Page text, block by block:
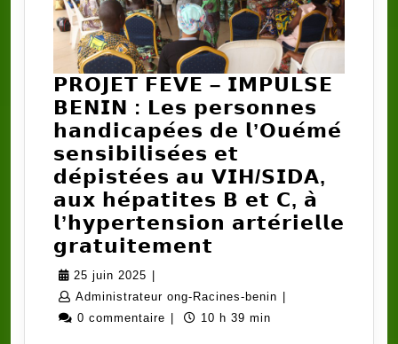
𝗣𝗥𝗢𝗝𝗘𝗧 𝗙𝗘𝗩𝗘 – 𝗜𝗠𝗣𝗨𝗟𝗦𝗘
𝗕𝗘𝗡𝗜𝗡 : 𝗟𝗲𝘀 𝗽𝗲𝗿𝘀𝗼𝗻𝗻𝗲𝘀
𝗵𝗮𝗻𝗱𝗶𝗰𝗮𝗽𝗲́𝗲𝘀 𝗱𝗲 𝗹’𝗢𝘂𝗲́𝗺𝗲́
𝘀𝗲𝗻𝘀𝗶𝗯𝗶𝗹𝗶𝘀𝗲́𝗲𝘀 𝗲𝘁
𝗱𝗲́𝗽𝗶𝘀𝘁𝗲́𝗲𝘀 𝗮𝘂 𝗩𝗜𝗛/𝗦𝗜𝗗𝗔,
𝗮𝘂𝘅 𝗵𝗲́𝗽𝗮𝘁𝗶𝘁𝗲𝘀 𝗕 𝗲𝘁 𝗖, 𝗮̀
𝗹’𝗵𝘆𝗽𝗲𝗿𝘁𝗲𝗻𝘀𝗶𝗼𝗻 𝗮𝗿𝘁𝗲́𝗿𝗶𝗲𝗹𝗹𝗲
𝗴𝗿𝗮𝘁𝘂𝗶𝘁𝗲𝗺𝗲𝗻𝘁
–
𝗜𝗠𝗣𝗨𝗟𝗦𝗘
25 juin 2025 25
juin
2025
Administrateur ong-Racines-benin Administrateur
0 commentaire
10 h 39 min